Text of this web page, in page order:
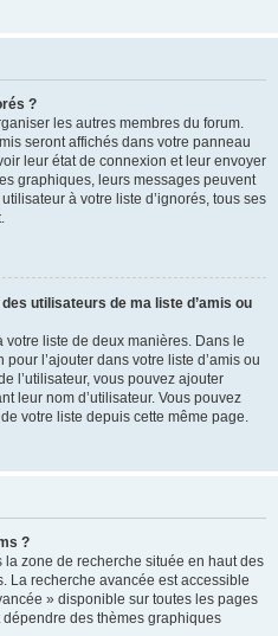
?
les autres membres du forum.
seront affichés dans votre panneau
leur état de connexion et leur envoyer
graphiques, leurs messages peuvent
à votre liste d’ignorés, tous ses
utilisateurs de ma liste d’amis ou
liste de deux manières. Dans le
l’ajouter dans votre liste d’amis ou
l’utilisateur, vous pouvez ajouter
leur nom d’utilisateur. Vous pouvez
votre liste depuis cette même page.
?
zone de recherche située en haut des
La recherche avancée est accessible
» disponible sur toutes les pages
dépendre des thèmes graphiques